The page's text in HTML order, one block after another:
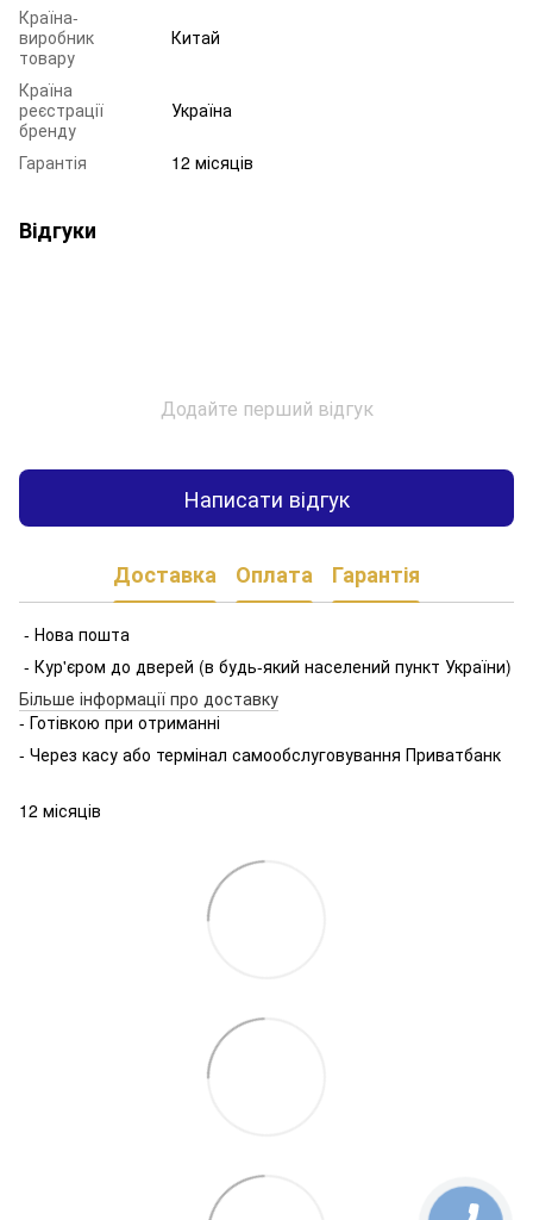
Країна-
виробник
товару
Китай
Країна
реєстрації
бренду
Україна
Гарантія 12 місяців
Відгуки
Додайте перший відгук
Написати відгук
Доставка Оплата Гарантія
- Нова пошта
- Кур'єром до дверей (в будь-який населений пункт України)
Більше інформації про доставку
- Готівкою при отриманні
- Через касу або термінал самообслуговування Приватбанк
12 місяців